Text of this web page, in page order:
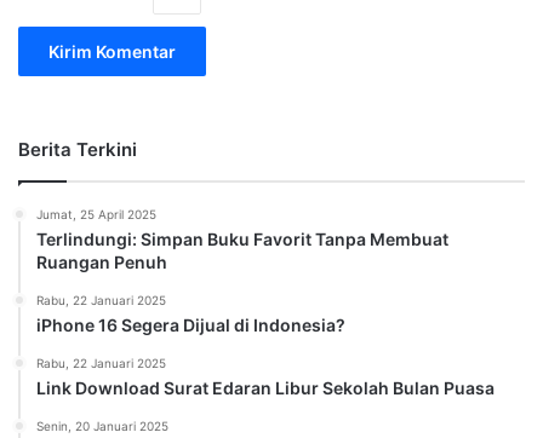
Berita Terkini
Jumat, 25 April 2025
Terlindungi: Simpan Buku Favorit Tanpa Membuat
Ruangan Penuh
Rabu, 22 Januari 2025
iPhone 16 Segera Dijual di Indonesia?
Rabu, 22 Januari 2025
Link Download Surat Edaran Libur Sekolah Bulan Puasa
Senin, 20 Januari 2025